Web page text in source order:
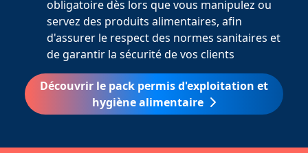
obligatoire dès lors que vous manipulez ou
servez des produits alimentaires, afin
d'assurer le respect des normes sanitaires et
de garantir la sécurité de vos clients
Découvrir le pack permis d'exploitation et
hygiène alimentaire